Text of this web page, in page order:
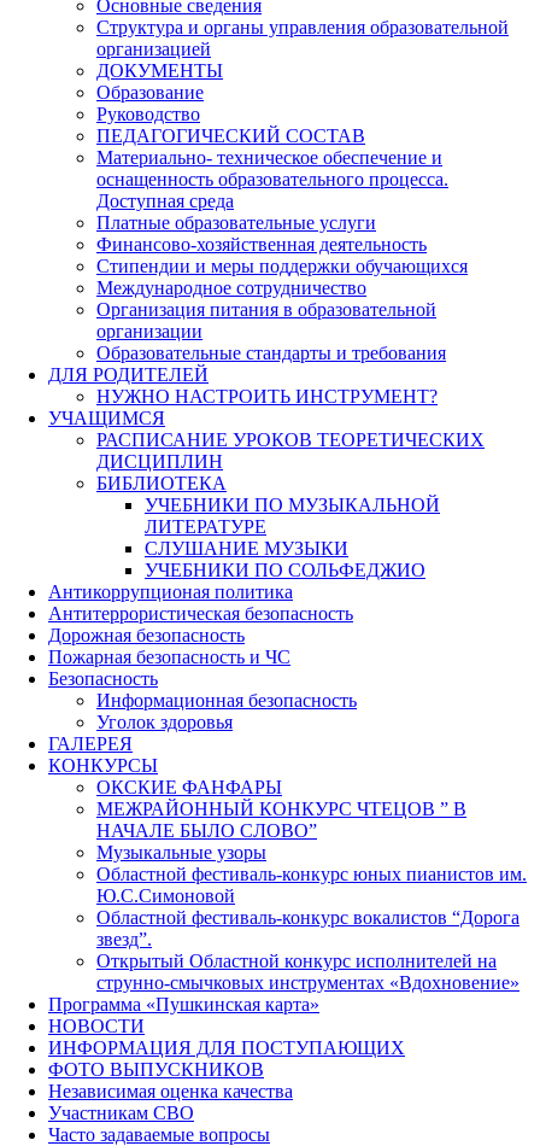
Основные сведения
Структура и органы управления образовательной
организацией
ДОКУМЕНТЫ
Образование
Руководство
ПЕДАГОГИЧЕСКИЙ СОСТАВ
Материально- техническое обеспечение и
оснащенность образовательного процесса.
Доступная среда
Платные образовательные услуги
Финансово-хозяйственная деятельность
Стипендии и меры поддержки обучающихся
Международное сотрудничество
Организация питания в образовательной
организации
Образовательные стандарты и требования
ДЛЯ РОДИТЕЛЕЙ
НУЖНО НАСТРОИТЬ ИНСТРУМЕНТ?
УЧАЩИМСЯ
РАСПИСАНИЕ УРОКОВ ТЕОРЕТИЧЕСКИХ
ДИСЦИПЛИН
БИБЛИОТЕКА
УЧЕБНИКИ ПО МУЗЫКАЛЬНОЙ
ЛИТЕРАТУРЕ
СЛУШАНИЕ МУЗЫКИ
УЧЕБНИКИ ПО СОЛЬФЕДЖИО
Антикоррупционая политика
Антитеррористическая безопасность
Дорожная безопасность
Пожарная безопасность и ЧС
Безопасность
Информационная безопасность
Уголок здоровья
ГАЛЕРЕЯ
КОНКУРСЫ
ОКСКИЕ ФАНФАРЫ
МЕЖРАЙОННЫЙ КОНКУРС ЧТЕЦОВ ” В
НАЧАЛЕ БЫЛО СЛОВО”
Музыкальные узоры
Областной фестиваль-конкурс юных пианистов им.
Ю.С.Симоновой
Областной фестиваль-конкурс вокалистов “Дорога
звезд”.
Открытый Областной конкурс исполнителей на
струнно-смычковых инструментах «Вдохновение»
Программа «Пушкинская карта»
НОВОСТИ
ИНФОРМАЦИЯ ДЛЯ ПОСТУПАЮЩИХ
ФОТО ВЫПУСКНИКОВ
Независимая оценка качества
Участникам СВО
Часто задаваемые вопросы